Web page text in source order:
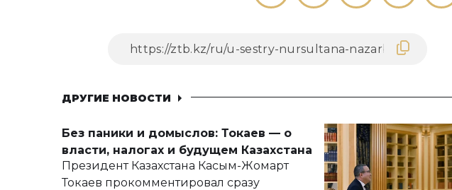
ДРУГИЕ НОВОСТИ
Без паники и домыслов: Токаев — о
власти, налогах и будущем Казахстана
Президент Казахстана Касым-Жомарт
Токаев прокомментировал сразу